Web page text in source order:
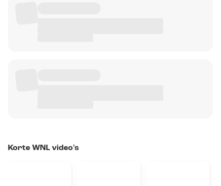
Korte WNL video's